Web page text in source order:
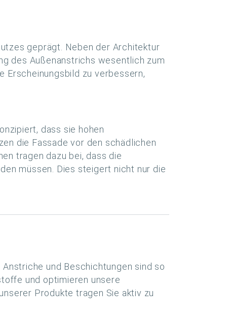
geprägt. Neben der Architektur
des Außenanstrichs wesentlich zum
Erscheinungsbild zu verbessern,
dass sie hohen
die Fassade vor den schädlichen
tragen dazu bei, dass die
müssen. Dies steigert nicht nur die
und Beschichtungen sind so
und optimieren unsere
Produkte tragen Sie aktiv zu